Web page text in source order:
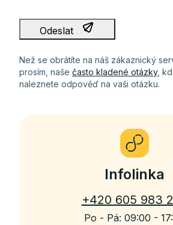
Odeslat
Než se obrátíte na náš zákaznický
prosím, naše často kladené otázky,
naleznete odpověď na vaši otázku.
Infolinka
+420 605 983
Po - Pá: 09:00 -